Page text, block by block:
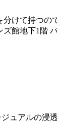
けて持つの
館地下1階
ュアルの浸